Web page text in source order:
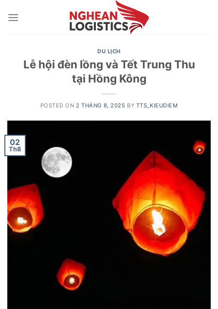
DU LỊCH
Lễ hội đèn lồng và Tết Trung Thu
tại Hồng Kông
POSTED ON 2 THÁNG 8, 2025 BY TTS_KIEUDIEM
02
Th8